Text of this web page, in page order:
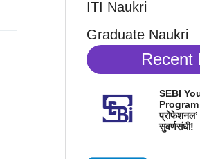
ITI Naukri
Graduate Naukri
Recent
SEBI
Program
प्रोफेशनल’
सुवर्णसंधी!